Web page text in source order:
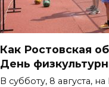
Как Ростовская
День
В субботу, 8 августа,